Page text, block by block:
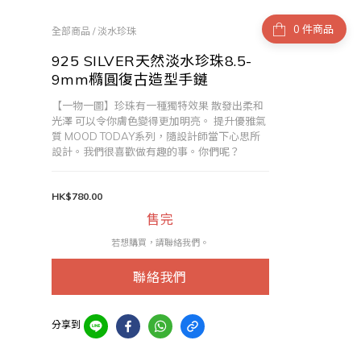
件商品
全部商品 / 淡水珍珠
925 SILVER天然淡水珍珠8.5-
9mm橢圓復古造型手鏈
【一物一圖】珍珠有一種獨特效果 散發出柔和
光澤 可以令你膚色變得更加明亮。 提升優雅氣
質 MOOD TODAY系列，隨設計師當下心思所
設計。我們很喜歡做有趣的事。你們呢？
HK$780.00
售完
若想購買，請聯絡我們。
聯絡我們
分享到